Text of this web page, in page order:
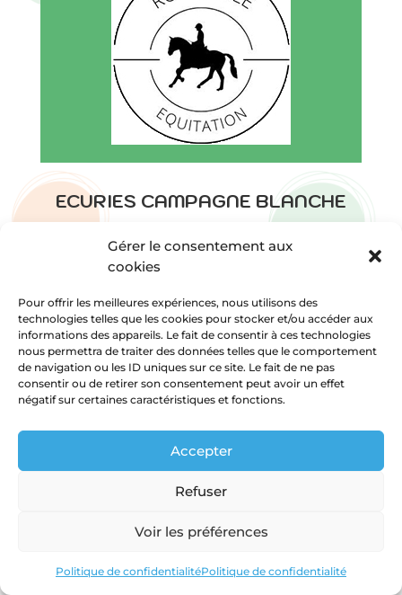
Gérer le consentement aux
cookies
Pour offrir les meilleures expériences, nous utilisons des
technologies telles que les cookies pour stocker et/ou accéder aux
informations des appareils. Le fait de consentir à ces technologies
nous permettra de traiter des données telles que le comportement
de navigation ou les ID uniques sur ce site. Le fait de ne pas
consentir ou de retirer son consentement peut avoir un effet
négatif sur certaines caractéristiques et fonctions.
Accepter
Refuser
Voir les préférences
Politique de confidentialitéPolitique de confidentialité
ECURIES CAMPAGNE BLANCHE
Depuis 2023 – ROUSSET
moniteur a créé l’association en 2019. Installée
depuis juillet 2022 à l’écurie campagne blanche,
l’association le centre équestre de l’Embrunais
est constitué d’un moniteur d’une alternante,
d’une secrétaire, d’une trésorière et de
bénévoles.
cavaliers débutants comme confirmés pour les
initier à l’équitation classique ou western. Ils
dans un magnifique cadre et une vue incroyable
sur la sainte victoire, ainsi que des activités et
visites à thème pour les groupes.